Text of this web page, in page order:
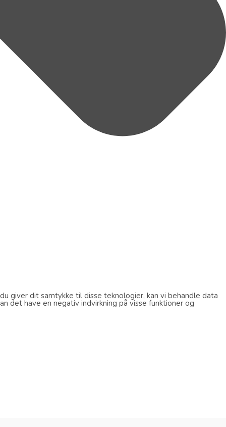
giver dit samtykke til disse teknologier, kan vi behandle data
det have en negativ indvirkning på visse funktioner og